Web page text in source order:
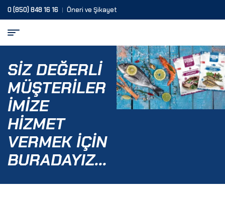
0 (850) 848 16 16 Öneri ve Şikayet
SIZ DEĞERLI
MÜŞTERILER
IMIZE
HIZMET
VERMEK İÇIN
BURADAYIZ...